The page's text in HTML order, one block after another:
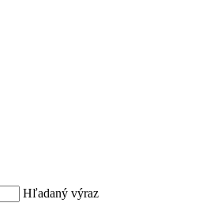
Hľadaný výraz